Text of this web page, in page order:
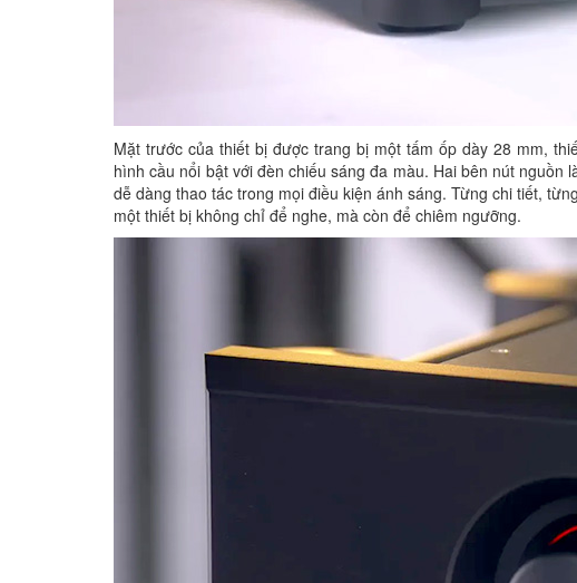
Mặt trước của thiết bị được trang bị một tấm ốp dày 28 mm,
hình cầu nổi bật với đèn chiếu sáng đa màu. Hai bên nút
dễ dàng thao tác trong mọi điều kiện ánh sáng. Từng chi tiết,
một thiết bị không chỉ để nghe, mà còn để chiêm ngưỡng.